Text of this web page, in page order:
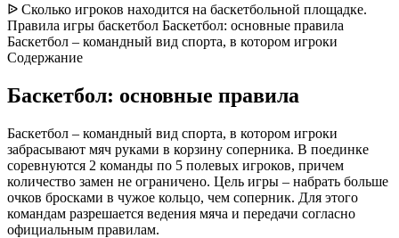
ᐉ Сколько игроков находится на баскетбольной площадке.
Правила игры баскетбол Баскетбол: основные правила
Баскетбол – командный вид спорта, в котором игроки
Содержание
Баскетбол: основные правила
Баскетбол – командный вид спорта, в котором игроки
забрасывают мяч руками в корзину соперника. В поединке
соревнуются 2 команды по 5 полевых игроков, причем
количество замен не ограничено. Цель игры – набрать больше
очков бросками в чужое кольцо, чем соперник. Для этого
командам разрешается ведения мяча и передачи согласно
официальным правилам.